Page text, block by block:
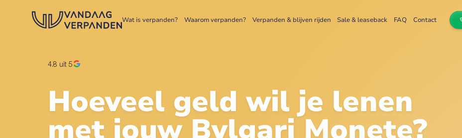
Wat is verpanden? Waarom verpanden? Verpanden & blijven rijden Sale & leaseback FAQ Contact
4.8 uit 5
Hoeveel geld wil je lenen
met jouw Bvlgari Monete?